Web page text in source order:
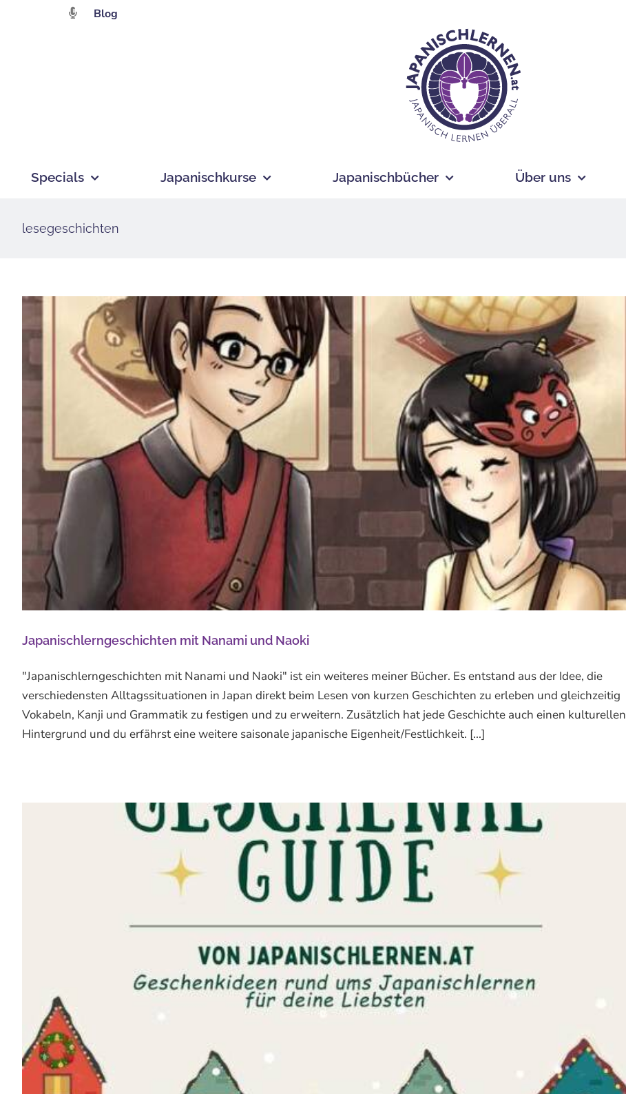
Blog
Specials Japanischkurse Japanischbücher Über uns
lesegeschichten
Japanischlerngeschichten mit Nanami und Naoki
"Japanischlerngeschichten mit Nanami und Naoki" ist ein weiteres meiner Bücher. Es entstand aus der Idee, die
verschiedensten Alltagssituationen in Japan direkt beim Lesen von kurzen Geschichten zu erleben und gleichzeitig
Vokabeln, Kanji und Grammatik zu festigen und zu erweitern. Zusätzlich hat jede Geschichte auch einen kulturellen
Hintergrund und du erfährst eine weitere saisonale japanische Eigenheit/Festlichkeit. [...]